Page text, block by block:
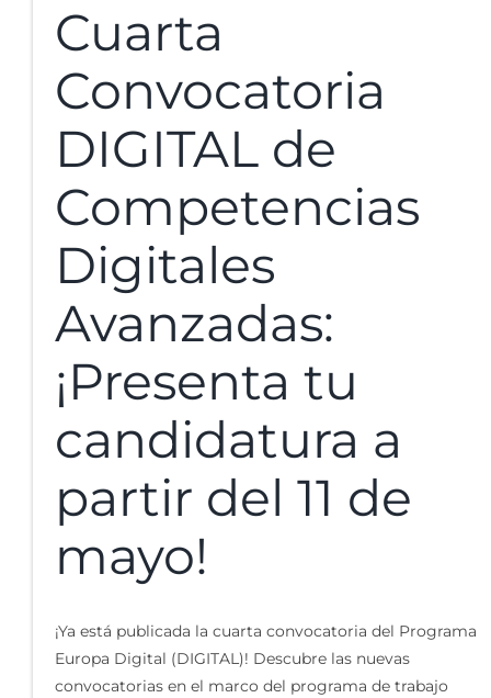
Cuarta
Convocatoria
DIGITAL de
Competencias
Digitales
Avanzadas:
¡Presenta tu
candidatura a
partir del 11 de
mayo!
¡Ya está publicada la cuarta convocatoria del Programa
Europa Digital (DIGITAL)! Descubre las nuevas
convocatorias en el marco del programa de trabajo